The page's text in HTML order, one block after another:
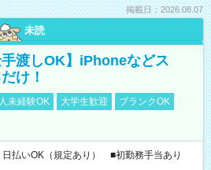
掲載日：2026.08.07
未読
手渡しOK】iPhoneなどス
け！
未経験OK 大学生歓迎
ブランクOK
払いOK（規定あり） ■初勤務手当あり